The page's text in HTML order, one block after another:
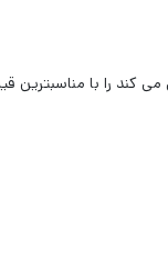
کند را با مناسبترین